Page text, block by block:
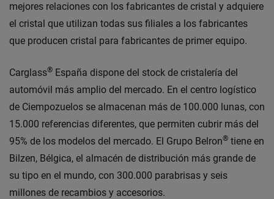
mejores relaciones con los fabricantes de cristal y adquiere
el cristal que utilizan todas sus filiales a los fabricantes
que producen cristal para fabricantes de primer equipo.
Carglass® España dispone del stock de cristalería del
automóvil más amplio del mercado. En el centro logístico
de Ciempozuelos se almacenan más de 100.000 lunas, con
15.000 referencias diferentes, que permiten cubrir más del
95% de los modelos del mercado. El Grupo Belron® tiene en
Bilzen, Bélgica, el almacén de distribución más grande de
su tipo en el mundo, con 300.000 parabrisas y seis
millones de recambios y accesorios.